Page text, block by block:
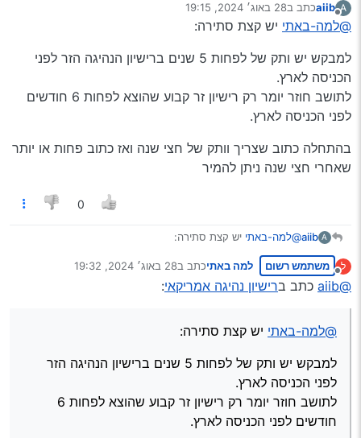
לנהוג לבד עם חבר ואז נגש למבחן אם אני עובר אותו אני
מקבל רישיון שמותר לנהוג בו בארץ עד כחצי שנה מהרגע
חשמל. מקום לימודים וכו’)
היא (מנסיון בלבד!) אם אני יכול לעשות רישיון (במקרה שאני
ישיג נקודות זכות…)
A
מנותק
aiibכתב ב28 באוג׳ 2024, 19:15
נערך לאחרונה על ידי
@למה-באתי יש קצת סתירה:
למבקש יש ותק של לפחות 5 שנים ברישיון הנהיגה הזר לפני
הכניסה לארץ.
לתושב חוזר יומר רק רישיון זר קבוע שהוצא לפחות 6 חודשים
לפני הכניסה לארץ.
בהתחלה כתוב שצריך וותק של חצי שנה ואז כתוב פחות או יותר
שאחרי חצי שנה ניתן להמיר
0
A
aiib@למה-באתי יש קצת סתירה:
למבקש יש ותק של לפחות 5 שנים ברישיון הנהיגה הזר לפני
הכניסה לארץ.
ל
מנותק
משתמש רשום למה באתיכתב ב28 באוג׳ 2024, 19:32
נערך לאחרונה על ידי
@aiib כתב ברישיון נהיגה אמריקאי:
@למה-באתי יש קצת סתירה:
למבקש יש ותק של לפחות 5 שנים ברישיון הנהיגה הזר
לפני הכניסה לארץ.
לתושב חוזר יומר רק רישיון זר קבוע שהוצא לפחות 6
חודשים לפני הכניסה לארץ.